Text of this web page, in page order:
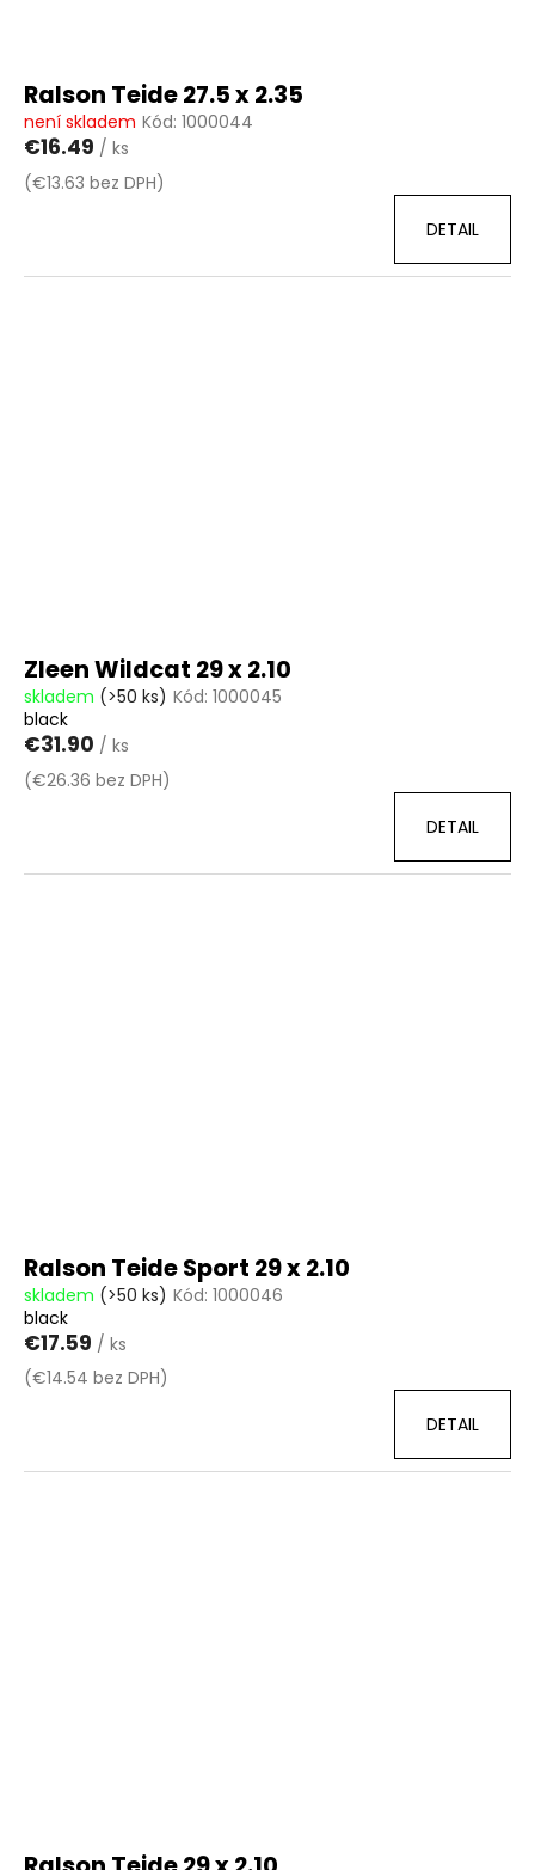
Ralson Teide 27.5 x 2.35
není skladem Kód: 1000044
€16.49 / ks
(€13.63 bez DPH)
DETAIL
Zleen Wildcat 29 x 2.10
skladem (>50 ks) Kód: 1000045
black
€31.90 / ks
(€26.36 bez DPH)
DETAIL
Ralson Teide Sport 29 x 2.10
skladem (>50 ks) Kód: 1000046
black
€17.59 / ks
(€14.54 bez DPH)
DETAIL